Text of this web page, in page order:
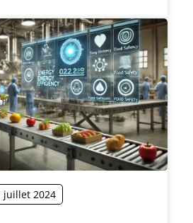
juillet 2024